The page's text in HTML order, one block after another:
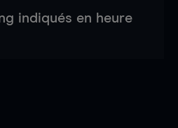
indiqués en heure